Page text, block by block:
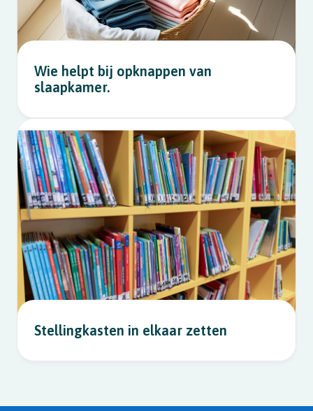
Wie helpt bij opknappen van
slaapkamer.
Stellingkasten in elkaar zetten